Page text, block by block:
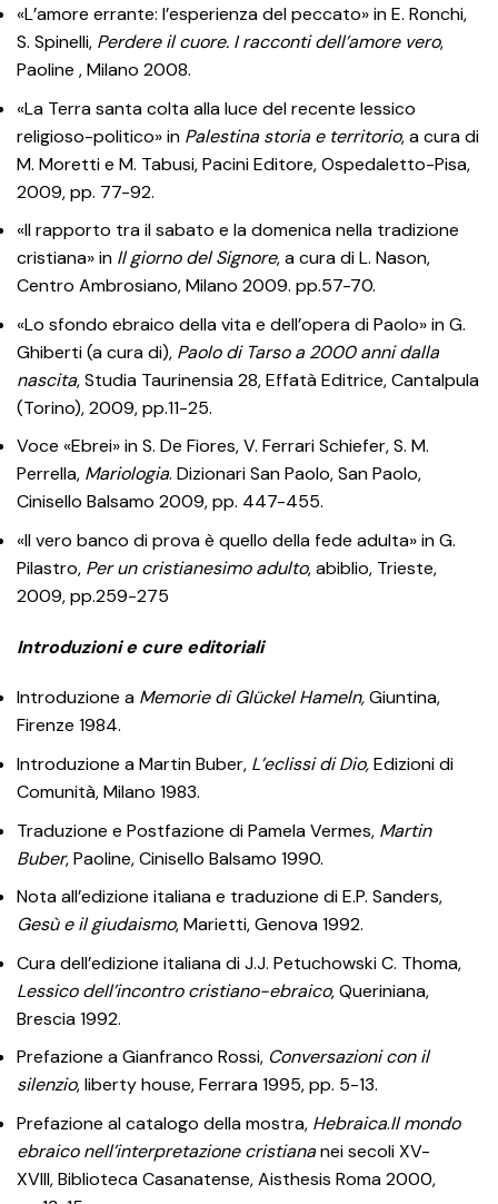
«L’amore errante: l’esperienza del peccato» in E. Ronchi,
S. Spinelli, Perdere il cuore. I racconti dell’amore vero,
Paoline , Milano 2008.
«La Terra santa colta alla luce del recente lessico
religioso-politico» in Palestina storia e territorio, a cura di
M. Moretti e M. Tabusi, Pacini Editore, Ospedaletto-Pisa,
2009, pp. 77-92.
«Il rapporto tra il sabato e la domenica nella tradizione
cristiana» in Il giorno del Signore, a cura di L. Nason,
Centro Ambrosiano, Milano 2009. pp.57-70.
«Lo sfondo ebraico della vita e dell’opera di Paolo» in G.
Ghiberti (a cura di), Paolo di Tarso a 2000 anni dalla
nascita, Studia Taurinensia 28, Effatà Editrice, Cantalpula
(Torino), 2009, pp.11-25.
Voce «Ebrei» in S. De Fiores, V. Ferrari Schiefer, S. M.
Perrella, Mariologia. Dizionari San Paolo, San Paolo,
Cinisello Balsamo 2009, pp. 447-455.
«Il vero banco di prova è quello della fede adulta» in G.
Pilastro, Per un cristianesimo adulto, abiblio, Trieste,
2009, pp.259-275
Introduzioni e cure editoriali
Introduzione a Memorie di Glückel Hameln,Giuntina,
Firenze 1984.
Introduzione a Martin Buber, L’eclissi di Dio,Edizioni di
Comunità, Milano 1983.
Traduzione e Postfazione di Pamela Vermes, Martin
Buber, Paoline, Cinisello Balsamo 1990.
Nota all’edizione italiana e traduzione di E.P. Sanders,
Gesù e il giudaismo, Marietti, Genova 1992.
Cura dell’edizione italiana di J.J. Petuchowski C. Thoma,
Lessico dell’incontro cristiano-ebraico, Queriniana,
Brescia 1992.
Prefazione a Gianfranco Rossi, Conversazioni con il
silenzio, liberty house, Ferrara 1995, pp. 5-13.
Prefazione al catalogo della mostra, Hebraica.Il mondo
ebraico nell’interpretazione cristiananei secoli XV-
XVIII, Biblioteca Casanatense, Aisthesis Roma 2000,